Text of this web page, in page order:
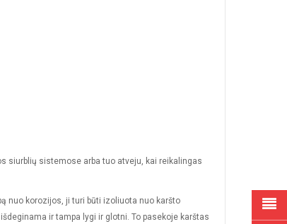
siurblių sistemose arba tuo atveju, kai reikalingas
nuo korozijos, ji turi būti izoliuota nuo karšto
ir tampa lygi ir glotni. To pasekoje karštas